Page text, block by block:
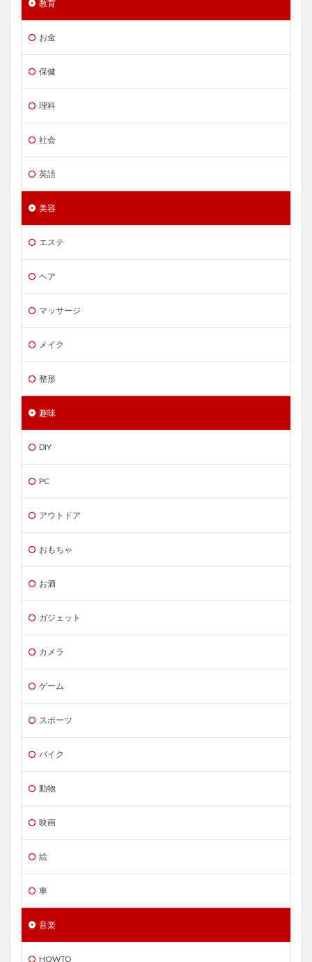
教育
お金
保健
理科
社会
英語
美容
エステ
ヘア
マッサージ
メイク
整形
趣味
DIY
PC
アウトドア
おもちゃ
お酒
ガジェット
カメラ
ゲーム
スポーツ
バイク
動物
映画
絵
車
音楽
HOWTO